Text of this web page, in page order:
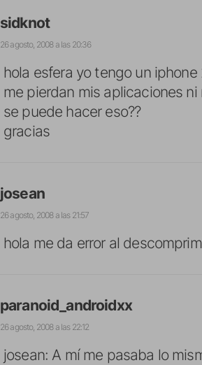
sidknot
26 agosto, 2008 a las 20:36
hola esfera yo tengo un
me pierdan mis aplicaciones
se puede hacer eso??
gracias
josean
26 agosto, 2008 a las 21:57
hola me da error al
paranoid_androidxx
26 agosto, 2008 a las 22:12
josean: A mí me pasaba lo